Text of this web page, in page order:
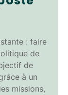
: faire
de
de
à un
missions,